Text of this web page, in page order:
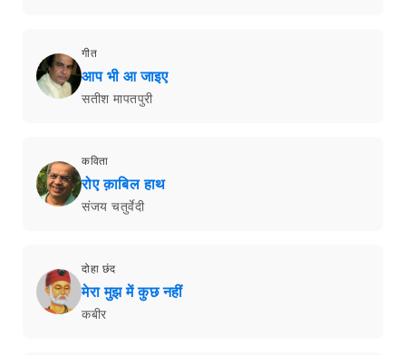
गीत
आप भी आ जाइए
सतीश मापतपुरी
कविता
रोए क़ाबिल हाथ
संजय चतुर्वेदी
दोहा छंद
मेरा मुझ में कुछ नहीं
कबीर